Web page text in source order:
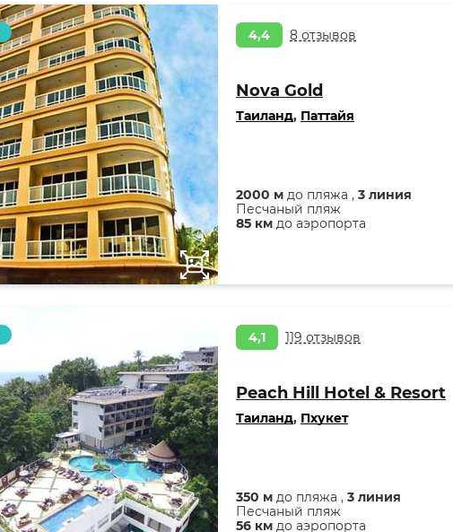
4,4 8 отзывов
Nova Gold
Таиланд, Паттайя
2000 м до пляжа , 3 линия
Песчаный пляж
85 км до аэропорта
4,1 119 отзывов
Peach Hill Hotel & Resort
Таиланд, Пхукет
350 м до пляжа , 3 линия
Песчаный пляж
56 км до аэропорта